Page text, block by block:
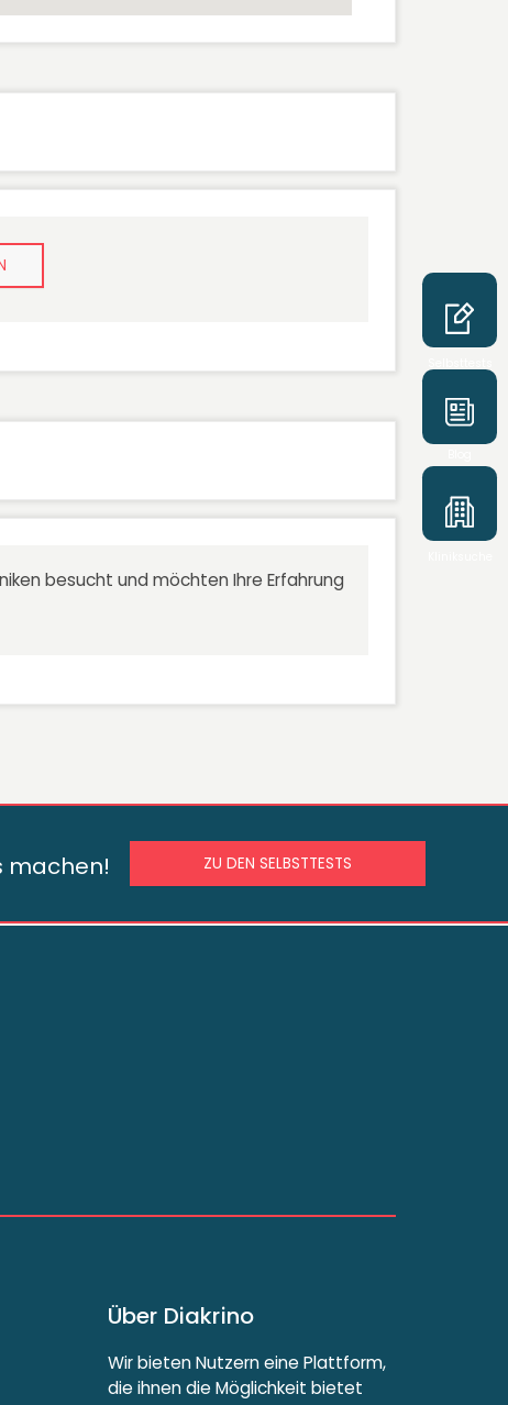
besucht und möchten Ihre Erfahrung
machen! ZU DEN SELBSTTESTS
Über Diakrino
Wir bieten Nutzern eine Plattform,
die ihnen die Möglichkeit bietet